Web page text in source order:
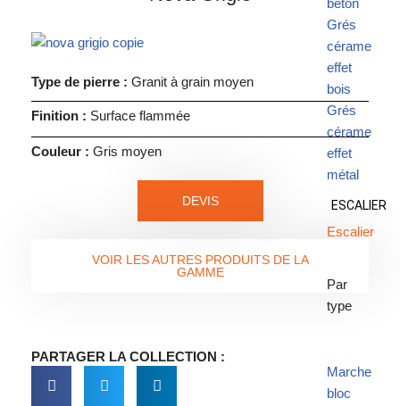
béton
Grés
cérame
effet
bois
Grés
cérame
effet
métal
ESCALIER
Escalier
Par
type
Marche
bloc
Type de pierre : Granit à grain moyen
Finition : Surface flammée
Couleur : Gris moyen
DEVIS
VOIR LES AUTRES PRODUITS DE LA
GAMME
PARTAGER LA COLLECTION :